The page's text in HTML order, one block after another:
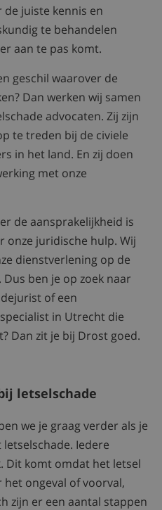
juiste kennis en
te behandelen
aan te pas komt.
geschil waarover de
Dan werken wij samen
advocaten. Zij zijn
te treden bij de civiele
in het land. En zij doen
met onze
de aansprakelijkheid is
onze juridische hulp. Wij
dienstverlening op de
ben je op zoek naar
of een
in Utrecht die
Dan zit je bij Drost goed.
letselschade
we je graag verder als je
Iedere
Dit komt omdat het letsel
ongeval of voorval,
zijn er een aantal stappen